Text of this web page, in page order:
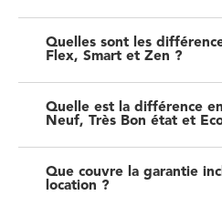
Quelles sont les
Flex, Smart et Zen ?
Quelle est la différence
Neuf, Très Bon état et
Que couvre la garantie
location ?